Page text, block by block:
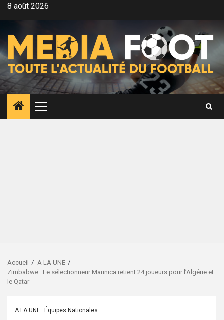
Aller8 août 2026
Menu
principal
Accueil
A LA UNE
Zimbabwe : Le sélectionneur Marinica retient 24 joueurs pour l’Algérie et
le Qatar
A LA UNE Équipes Nationales